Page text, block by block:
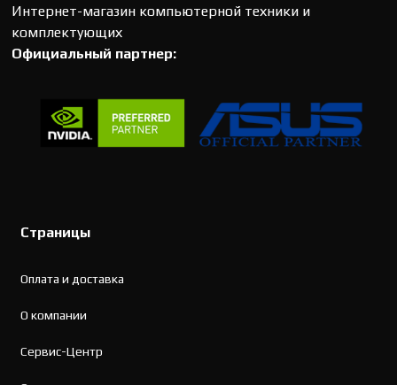
Интернет-магазин компьютерной техники и
комплектующих
Официальный партнер:
Страницы
Оплата и доставка
О компании
Сервис-Центр